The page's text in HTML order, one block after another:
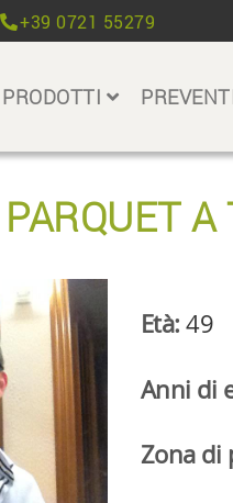
+39 0721 55279
PRODOTTI
Età: 49
Anni di
Zona di